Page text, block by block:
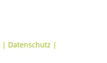
| Datenschutz |